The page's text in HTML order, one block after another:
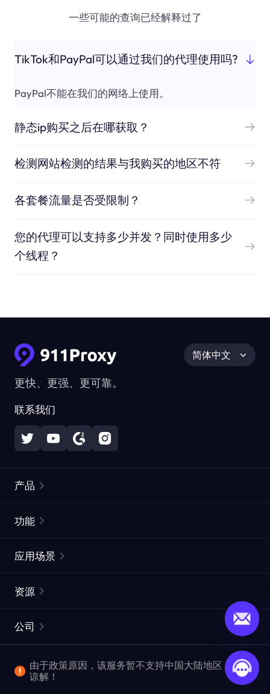
一些可能的查询已经解释过了
TikTok和PayPal可以通过我们的代理使用吗?
PayPal不能在我们的网络上使用。
静态ip购买之后在哪获取？
检测网站检测的结果与我购买的地区不符
各套餐流量是否受限制？
您的代理可以支持多少并发？同时使用多少
个线程？
更快、更强、更可靠。
联系我们
简体中文
产品
静态住宅代理
网页抓取 API
视频下载 API
功能
ISP代理
ProxySite
应用场景
市场研究
爬行和索引
资源
常见问题解答
位置
公司
企业服务
由于政策原因，该服务暂不支持中国大陆地区，敬请
谅解！